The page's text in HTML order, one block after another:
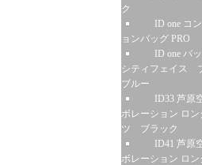
ク
ID one コ
ョンバッグ PRO
ID one バ
シティフェイス
ブルー
ID33 芦原
ボレーション ロン
ツ ブラック
ID41 芦原
ボレーション ロン